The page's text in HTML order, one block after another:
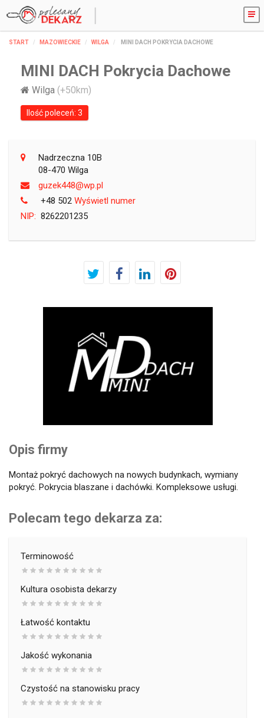
START MAZOWIECKIE WILGA MINI DACH POKRYCIA DACHOWE
MINI DACH Pokrycia Dachowe
Wilga (+50km)
Ilość poleceń: 3
Opis firmy
Montaż pokryć dachowych na nowych budynkach, wymiany
pokryć. Pokrycia blaszane i dachówki. Kompleksowe usługi.
Polecam tego dekarza za:
Terminowość
Kultura osobista dekarzy
Łatwość kontaktu
Jakość wykonania
Czystość na stanowisku pracy
Nadrzeczna 10B
08-470 Wilga
lp.pw@844kezug
+48 502 Wyświetl numer
NIP: 8262201235